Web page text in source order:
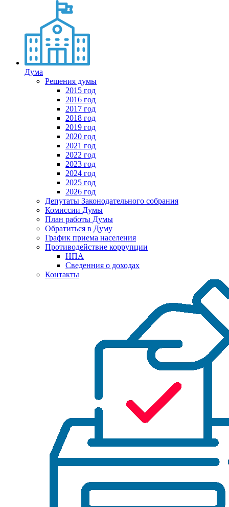
Дума
Решения думы
2015 год
2016 год
2017 год
2018 год
2019 год
2020 год
2021 год
2022 год
2023 год
2024 год
2025 год
2026 год
Депутаты Законодательного собрания
Комиссии Думы
План работы Думы
Обратиться в Думу
График приема населения
Противодействие коррупции
НПА
Сведенния о доходах
Контакты